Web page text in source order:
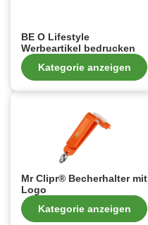
BE O Lifestyle
Werbeartikel bedrucken
Kategorie anzeigen
Mr Clipr® Becherhalter mit
Logo
Kategorie anzeigen